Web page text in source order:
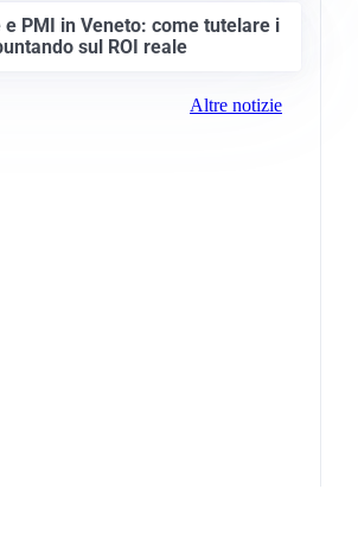
PMI in Veneto: come tutelare i
sul ROI reale
Altre notizie